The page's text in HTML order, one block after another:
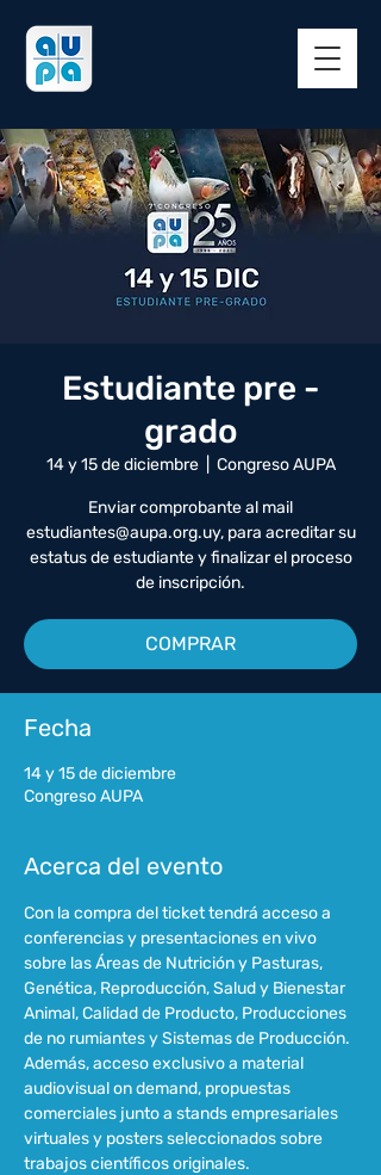
Estudiante pre -
grado
14 y 15 de diciembre
  |
Congreso AUPA
Enviar comprobante al mail
estudiantes@aupa.org.uy, para acreditar su
estatus de estudiante y finalizar el proceso
de inscripción.
COMPRAR
Fecha
14 y 15 de diciembre
Congreso AUPA
Acerca del evento
Con la compra del ticket tendrá acceso a
conferencias y presentaciones en vivo
sobre las Áreas de Nutrición y Pasturas,
Genética, Reproducción, Salud y Bienestar
Animal, Calidad de Producto, Producciones
de no rumiantes y Sistemas de Producción.
Además, acceso exclusivo a material
audiovisual on demand, propuestas
comerciales junto a stands empresariales
virtuales y posters seleccionados sobre
trabajos científicos originales.